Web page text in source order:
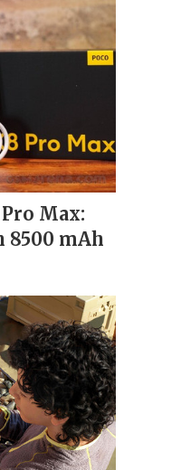
Max:
8500 mAh